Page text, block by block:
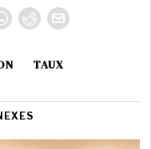
TAUX